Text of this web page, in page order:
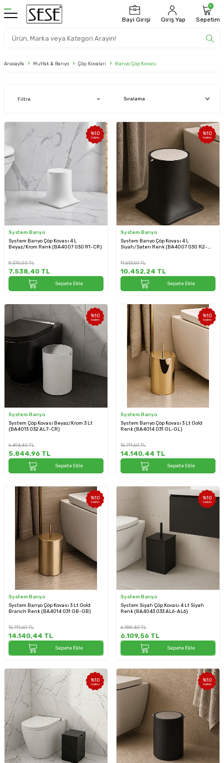
Bayi Girişi Giriş Yap
0
Sepetim
Anasayfa Mutfak & Banyo Çöp Kovaları Banyo Çöp Kovası
Filtre
%10
İndirim
System Banyo
System Banyo Çöp Kovası 4 L
Beyaz/Krom Renk (BA4007 030 R1-CR)
8.376,00TL
7.538,40 TL
Sepete Ekle
%10
İndirim
System Banyo
System Banyo Çöp Kovası 4 L
Siyah/Saten Renk (BA4007 030 R2-
11.613,60TL
10.452,24 TL
Sepete Ekle
%10
İndirim
System Banyo
System Çöp Kovası Beyaz/Krom 3 Lt
(BA4013 032 AL7-CR)
6.494,40TL
5.844,96 TL
Sepete Ekle
%10
İndirim
System Banyo
System Banyo Çöp Kovası 3 Lt Gold
Renk (BA4014 031 GL-GL)
15.711,60TL
14.140,44 TL
Sepete Ekle
%10
İndirim
System Banyo
System Banyo Çöp Kovası 3 Lt Gold
Branch Renk (BA4014 031 GB-GB)
15.711,60TL
14.140,44 TL
Sepete Ekle
%10
İndirim
System Banyo
System Siyah Çöp Kovası 4 Lt Siyah
Renk (BA4043 033 AL6-AL6)
6.788,40TL
6.109,56 TL
Sepete Ekle
%10
İndirim
%10
İndirim